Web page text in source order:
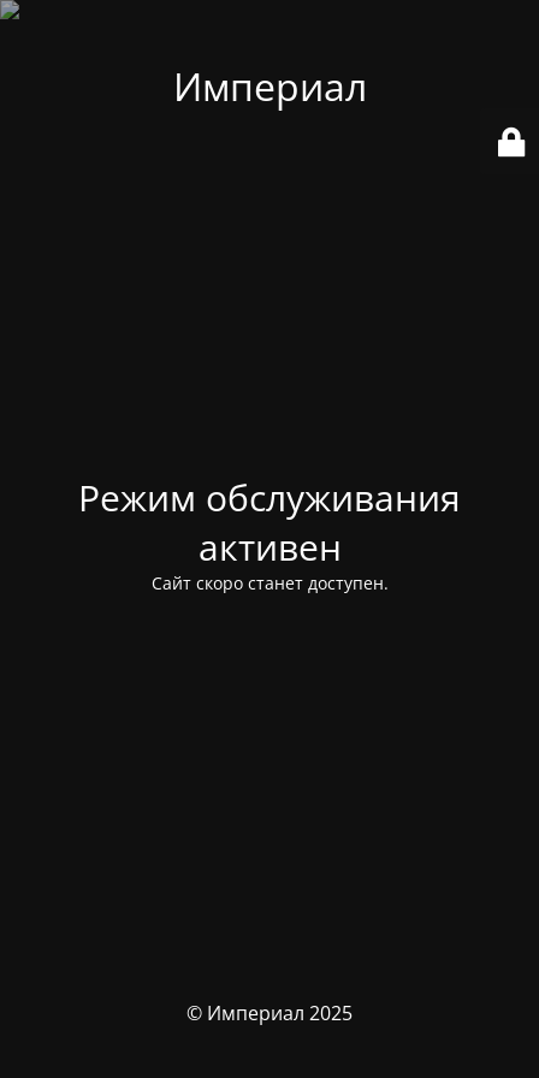
Империал
Режим обслуживания
активен
Сайт скоро станет доступен.
© Империал 2025